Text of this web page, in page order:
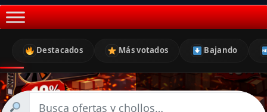
Destacados Más votados Bajando